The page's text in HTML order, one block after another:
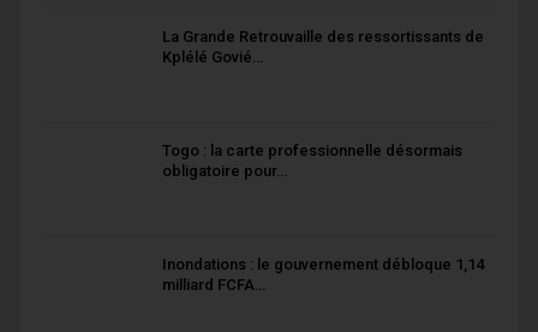
La Grande Retrouvaille des ressortissants de
Kplélé Govié…
Togo : la carte professionnelle désormais
obligatoire pour…
Inondations : le gouvernement débloque 1,14
milliard FCFA…